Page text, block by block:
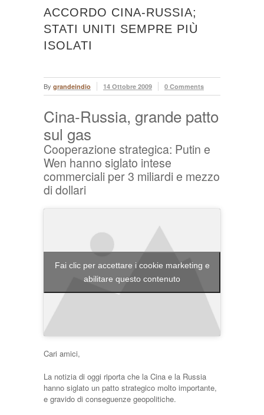
ACCORDO CINA-RUSSIA;
STATI UNITI SEMPRE PIÙ
ISOLATI
By grandeindio 14 Ottobre 2009 0 Comments
Cina-Russia, grande patto
sul gas
Cooperazione strategica: Putin e
Wen hanno siglato intese
commerciali per 3 miliardi e mezzo
di dollari
Fai clic per accettare i cookie marketing e
abilitare questo contenuto
Cari amici,
La notizia di oggi riporta che la Cina e la Russia
hanno siglato un patto strategico molto importante,
e gravido di conseguenze geopolitiche.